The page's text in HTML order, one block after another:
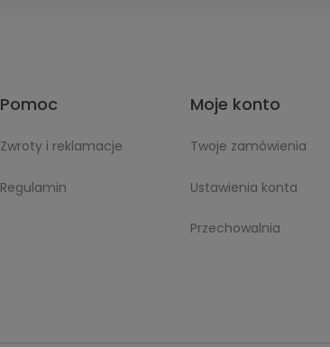
Pomoc
Zwroty i reklamacje
Regulamin
Moje konto
Twoje zamówienia
Ustawienia konta
Przechowalnia